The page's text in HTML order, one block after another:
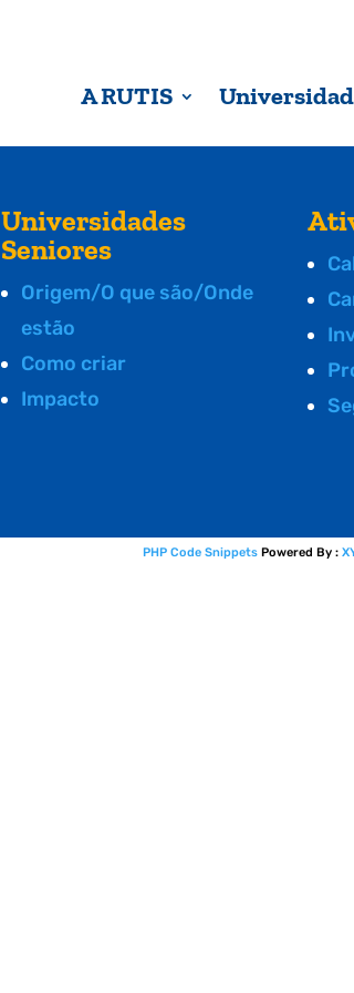
A RUTIS
Universidades
Seniores
Origem/O que são/Onde
estão
Como criar
Impacto
PHP Code Snippets Powered By :